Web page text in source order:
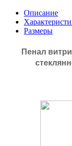
Описание
Размеры
Пенал